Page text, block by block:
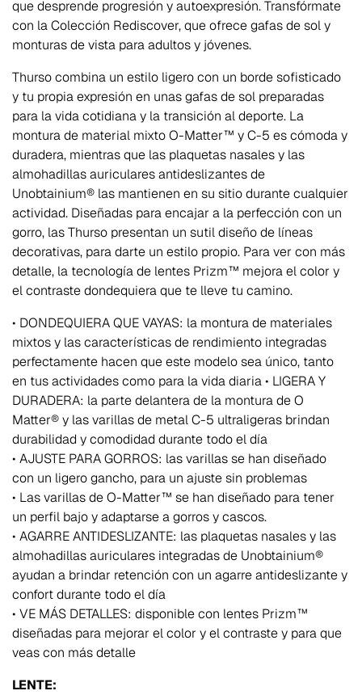
que desprende progresión y autoexpresión. Transfórmate
con la Colección Rediscover, que ofrece gafas de sol y
monturas de vista para adultos y jóvenes.
Thurso combina un estilo ligero con un borde sofisticado
y tu propia expresión en unas gafas de sol preparadas
para la vida cotidiana y la transición al deporte. La
montura de material mixto O-Matter™ y C-5 es cómoda y
duradera, mientras que las plaquetas nasales y las
almohadillas auriculares antideslizantes de
Unobtainium® las mantienen en su sitio durante cualquier
actividad. Diseñadas para encajar a la perfección con un
gorro, las Thurso presentan un sutil diseño de líneas
decorativas, para darte un estilo propio. Para ver con más
detalle, la tecnología de lentes Prizm™ mejora el color y
el contraste dondequiera que te lleve tu camino.
• DONDEQUIERA QUE VAYAS: la montura de materiales
mixtos y las características de rendimiento integradas
perfectamente hacen que este modelo sea único, tanto
en tus actividades como para la vida diaria • LIGERA Y
DURADERA: la parte delantera de la montura de O
Matter® y las varillas de metal C-5 ultraligeras brindan
durabilidad y comodidad durante todo el día
• AJUSTE PARA GORROS: las varillas se han diseñado
con un ligero gancho, para un ajuste sin problemas
• Las varillas de O-Matter™ se han diseñado para tener
un perfil bajo y adaptarse a gorros y cascos.
• AGARRE ANTIDESLIZANTE: las plaquetas nasales y las
almohadillas auriculares integradas de Unobtainium®
ayudan a brindar retención con un agarre antideslizante y
confort durante todo el día
• VE MÁS DETALLES: disponible con lentes Prizm™
diseñadas para mejorar el color y el contraste y para que
veas con más detalle
LENTE: